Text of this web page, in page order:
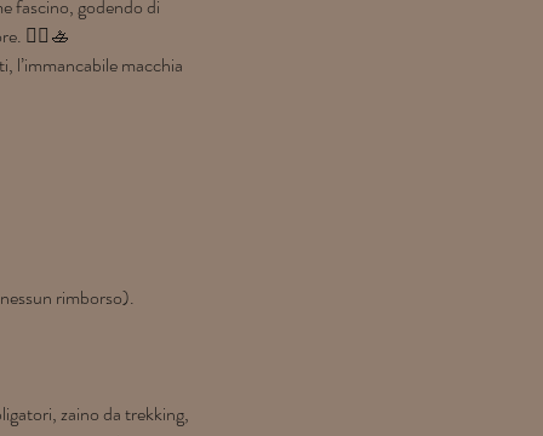
fascino, godendo di
🧜‍♀️🚣
l’immancabile macchia
rimborso).
zaino da trekking,